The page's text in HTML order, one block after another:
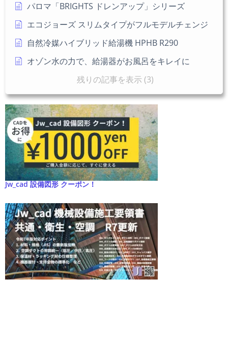
パロマ「BRIGHTS ドレンアップ」シリーズ
エコジョーズ スリムタイプがフルモデルチェンジ
自然冷媒ハイブリッド給湯機 HPHB R290
オゾン水の力で、給湯器がお風呂をキレイに
残りの記事を表示 (3)
Jw_cad 設備図形 クーポン！